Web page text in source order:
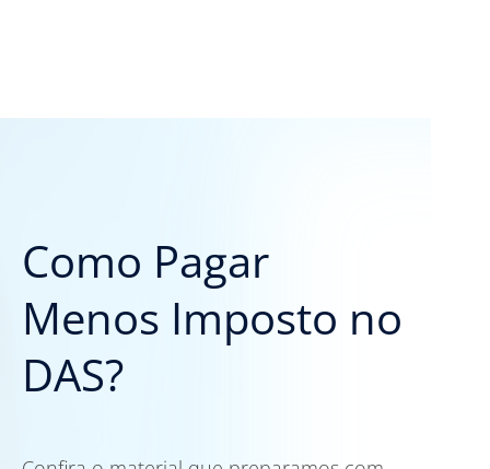
Como Pagar
Menos Imposto no
DAS?